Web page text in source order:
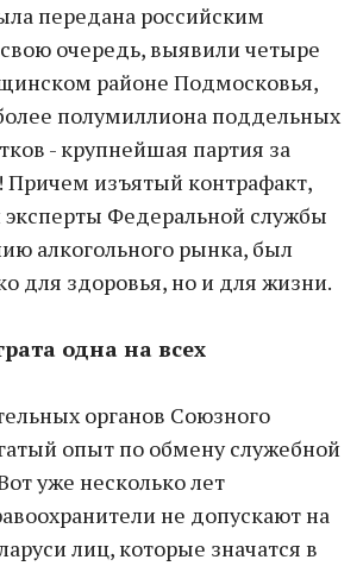
передана российским
очередь, выявили четыре
районе Подмосковья,
полумиллиона поддельных
- крупнейшая партия за
Причем изъятый контрафакт,
эксперты Федеральной службы
алкогольного рынка, был
для здоровья, но и для жизни.
одна на всех
органов Союзного
опыт по обмену служебной
уже несколько лет
не допускают на
лиц, которые значатся в